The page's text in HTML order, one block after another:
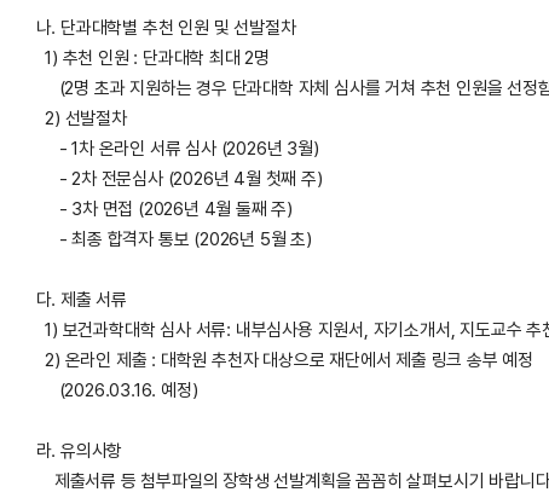
나. 단과대학별 추천 인원 및 선발절차
1) 추천 인원 : 단과대학 최대 2명
(2명 초과 지원하는 경우 단과대학 자체 심사를 거쳐 추천 인원을 선정
2) 선발절차
- 1차 온라인 서류 심사 (2026년 3월)
- 2차 전문심사 (2026년 4월 첫째 주)
- 3차 면접 (2026년 4월 둘째 주)
- 최종 합격자 통보 (2026년 5월 초)
다. 제출 서류
1) 보건과학대학 심사 서류: 내부심사용 지원서, 자기소개서, 지도교수 추
2) 온라인 제출 : 대학원 추천자 대상으로 재단에서 제출 링크 송부 예정
(2026.03.16. 예정)
라. 유의사항
제출서류 등 첨부파일의 장학생 선발계획을 꼼꼼히 살펴보시기 바랍니